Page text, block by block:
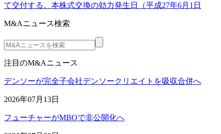
て交付する。本株式交換の効力発生日（平成27年6月1日
M&Aニュース検索
注目のM&Aニュース
デンソーが完全子会社デンソークリエイトを吸収合併へ
2026年07月13日
フューチャーがMBOで非公開化へ